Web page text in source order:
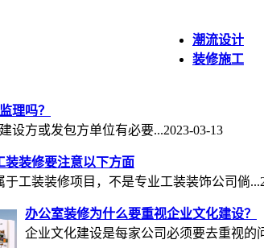
潮流设计
装修施工
理吗？
设方或发包方单位有必要...2023-03-13
装装修要注意以下方面
于工装装修项目，不是专业工装装饰公司倘...
办公室装修为什么要重视企业文化建设？
企业文化建设是每家公司必须要去重视的